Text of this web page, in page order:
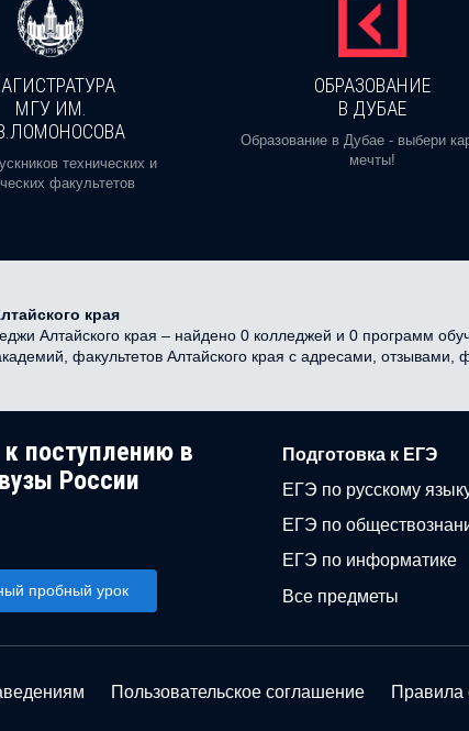
МГУ ИМ.
технических и
факультетов
ОБРАЗОВАНИЕ
В ДУБАЕ
Образование в Дубае - выбери
мечты!
края
Алтайского края – найдено 0 колледжей и 0 программ
факультетов Алтайского края с адресами,
поступлению в
России
пробный урок
Подготовка к ЕГЭ
ЕГЭ по русскому
ЕГЭ по
ЕГЭ по информатике
Все предметы
Пользовательское соглашение Правила